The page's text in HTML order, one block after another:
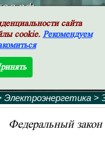
Электроэнергетика >
Федеральный
сайта
cookie. Рекомендуем